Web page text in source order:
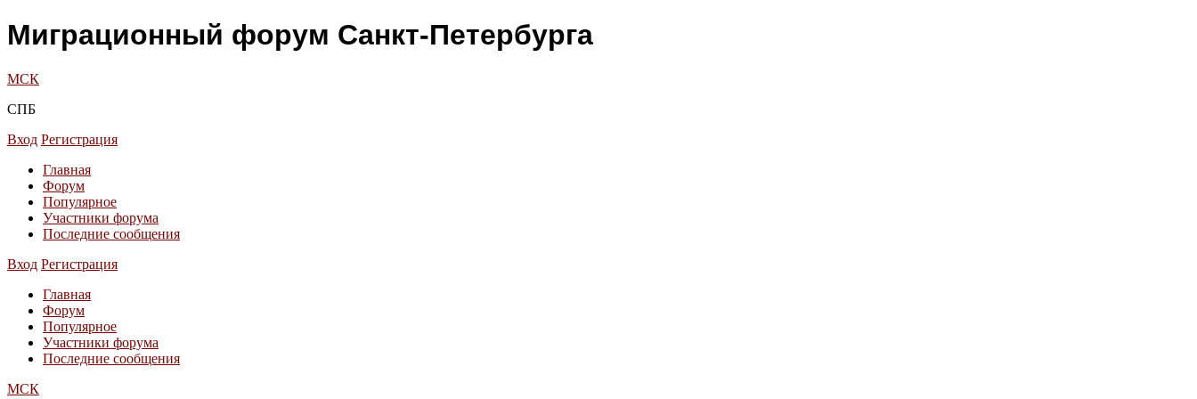
Миграционный форум Санкт-Петербурга
МСК
СПБ
Вход Регистрация
Главная
Форум
Популярное
Участники форума
Последние сообщения
Вход Регистрация
Главная
Форум
Популярное
Участники форума
Последние сообщения
МСК